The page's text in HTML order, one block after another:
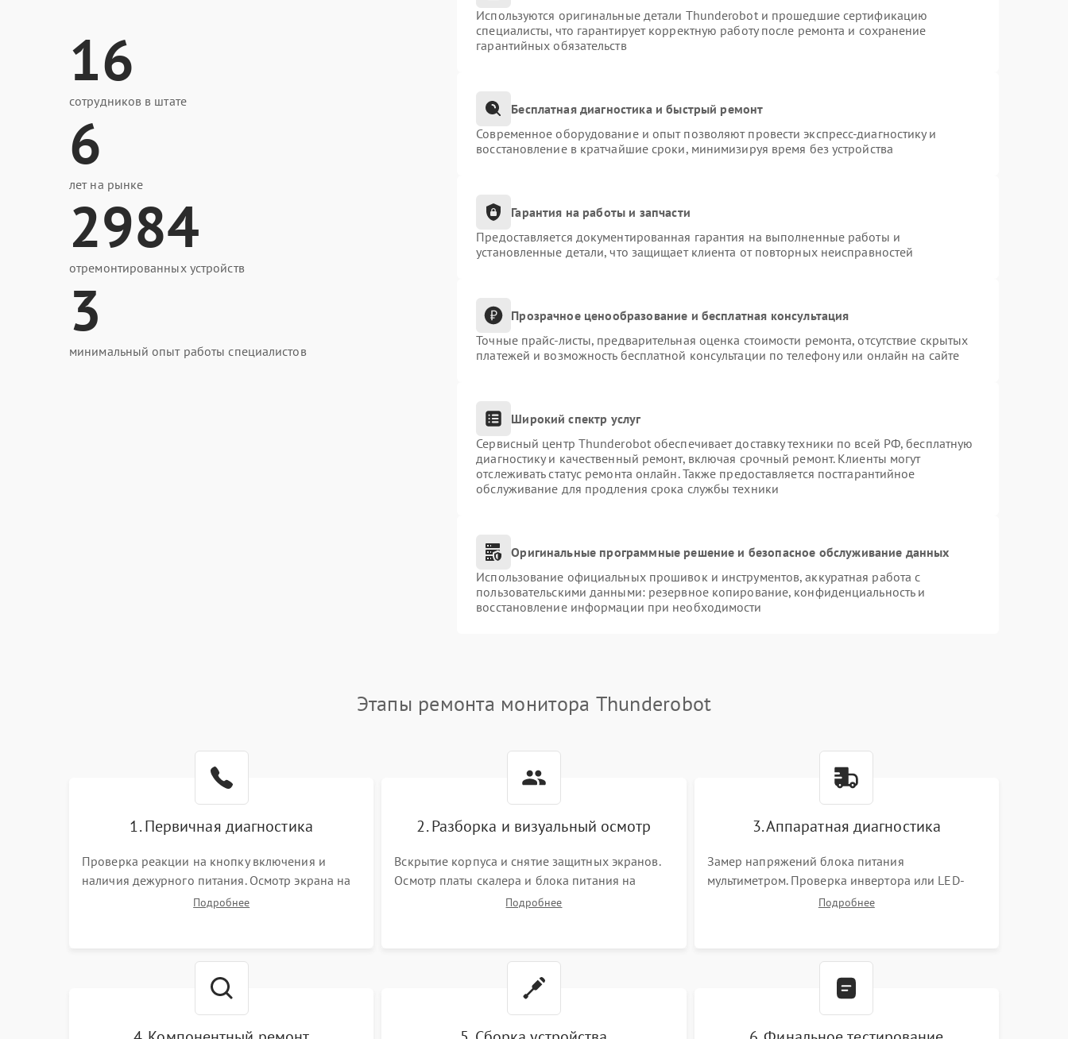
16
сотрудников в штате
6
лет на рынке
2984
отремонтированных устройств
3
минимальный опыт работы специалистов
Используются оригинальные детали Thunderobot и прошедшие сертификацию
специалисты, что гарантирует корректную работу после ремонта и сохранение
гарантийных обязательств
Бесплатная диагностика и быстрый ремонт
Современное оборудование и опыт позволяют провести экспресс-диагностику и
восстановление в кратчайшие сроки, минимизируя время без устройства
Гарантия на работы и запчасти
Предоставляется документированная гарантия на выполненные работы и
установленные детали, что защищает клиента от повторных неисправностей
Прозрачное ценообразование и бесплатная консультация
Точные прайс-листы, предварительная оценка стоимости ремонта, отсутствие скрытых
платежей и возможность бесплатной консультации по телефону или онлайн на сайте
Широкий спектр услуг
Сервисный центр Thunderobot обеспечивает доставку техники по всей РФ, бесплатную
диагностику и качественный ремонт, включая срочный ремонт. Клиенты могут
отслеживать статус ремонта онлайн. Также предоставляется постгарантийное
обслуживание для продления срока службы техники
Оригинальные программные решение и безопасное обслуживание данных
Использование официальных прошивок и инструментов, аккуратная работа с
пользовательскими данными: резервное копирование, конфиденциальность и
восстановление информации при необходимости
Этапы ремонта монитора Thunderobot
1. Первичная диагностика
Проверка реакции на кнопку включения и
наличия дежурного питания. Осмотр экрана на
механические повреждения. Подключение к ПК
Подробнее
2. Разборка и визуальный осмотр
Вскрытие корпуса и снятие защитных экранов.
Осмотр платы скалера и блока питания на
наличие вздутых конденсаторов, прогаров,
Подробнее
3. Аппаратная диагностика
Замер напряжений блока питания
мультиметром. Проверка инвертора или LED-
драйвера подсветки. Диагностика цепей
Подробнее